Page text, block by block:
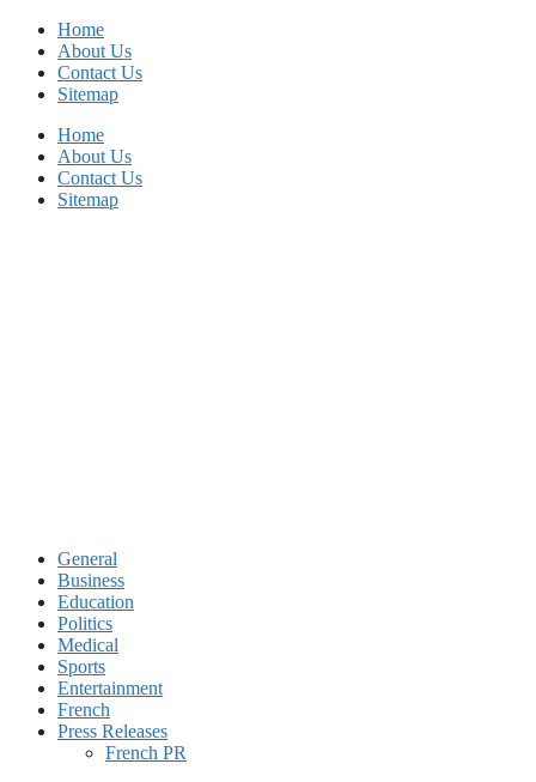
Skip
content
Home
About Us
Contact Us
Sitemap
Home
About Us
Contact Us
Sitemap
General
Business
Education
Politics
Medical
Sports
Entertainment
French
Press Releases
French PR